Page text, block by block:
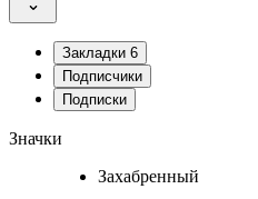
Закладки 6
Подписчики
Подписки
Значки
Захабренный